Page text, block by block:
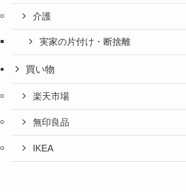
介護
実家の片付け・断捨離
買い物
楽天市場
無印良品
IKEA